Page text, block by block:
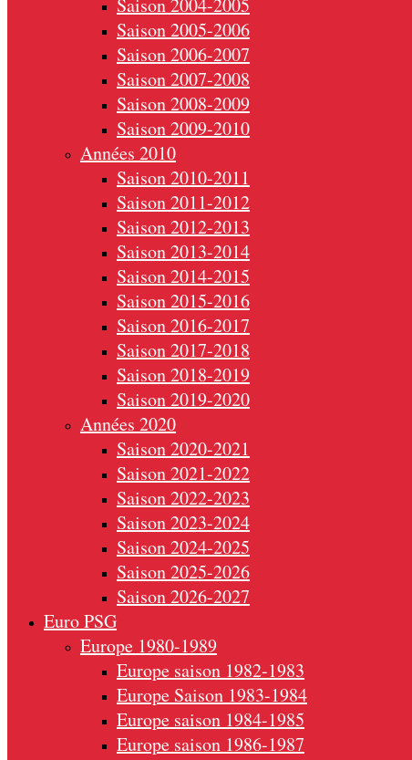
Saison 2004-2005
Saison 2005-2006
Saison 2006-2007
Saison 2007-2008
Saison 2008-2009
Saison 2009-2010
Années 2010
Saison 2010-2011
Saison 2011-2012
Saison 2012-2013
Saison 2013-2014
Saison 2014-2015
Saison 2015-2016
Saison 2016-2017
Saison 2017-2018
Saison 2018-2019
Saison 2019-2020
Années 2020
Saison 2020-2021
Saison 2021-2022
Saison 2022-2023
Saison 2023-2024
Saison 2024-2025
Saison 2025-2026
Saison 2026-2027
Euro PSG
Europe 1980-1989
Europe saison 1982-1983
Europe Saison 1983-1984
Europe saison 1984-1985
Europe saison 1986-1987